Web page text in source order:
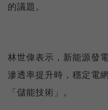
的議題。
林世偉表示，新能源發
滲透率提升時，穩定電
「儲能技術」。